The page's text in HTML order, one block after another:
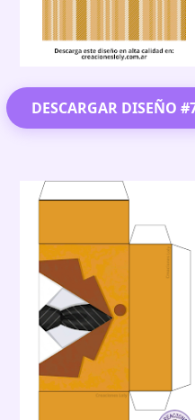
DESCARGAR DISEÑO